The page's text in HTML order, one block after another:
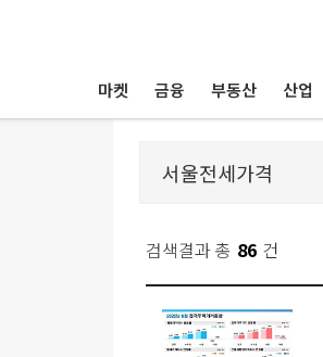
마켓 금융 부동산 산업
검색결과 총 86 건